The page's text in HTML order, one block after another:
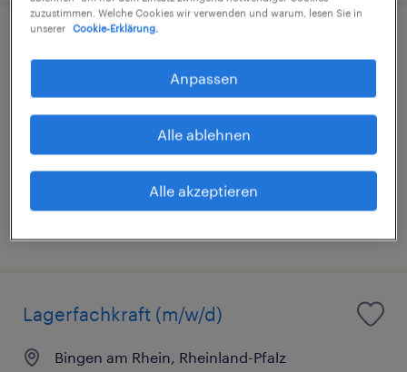
Bad Kreuznach, Rheinland-Pfalz
Arbeitnehmerüberlassung
€14,96 - €15,00 pro Stunde
Industrie und Handwerk
Lagerfachkraft (m/w/d)
Bingen am Rhein, Rheinland-Pfalz
zuzustimmen. Welche Cookies wir verwenden und warum, lesen Sie in
unserer
Cookie-Erklärung.
Anpassen
Alle ablehnen
Alle akzeptieren